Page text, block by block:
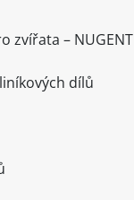
zvířata – NUGENT
dílů